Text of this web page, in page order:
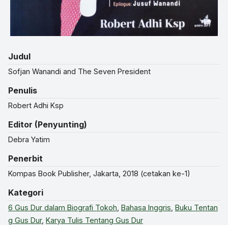
Judul
Sofjan Wanandi and The Seven President
Penulis
Robert Adhi Ksp
Editor (Penyunting)
Debra Yatim
Penerbit
Kompas Book Publisher, Jakarta, 2018 (cetakan ke-1)
Kategori
6 Gus Dur dalam Biografi Tokoh Bahasa Inggris Buku Tentan
g Gus Dur, Karya Tulis Tentang Gus Dur